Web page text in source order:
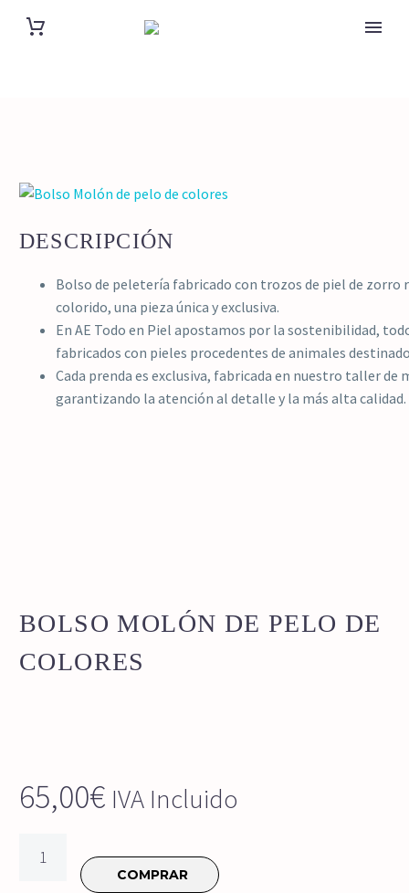
DESCRIPCIÓN
Bolso de peletería fabricado con trozos de piel de zorro
colorido, una pieza única y exclusiva.
En AE Todo en Piel apostamos por la sostenibilidad,
fabricados con pieles procedentes de animales
Cada prenda es exclusiva, fabricada en nuestro taller de
garantizando la atención al detalle y la más alta calidad.
BOLSO MOLÓN DE PELO DE
COLORES
65,00€ IVA Incluido
Molón
COMPRAR